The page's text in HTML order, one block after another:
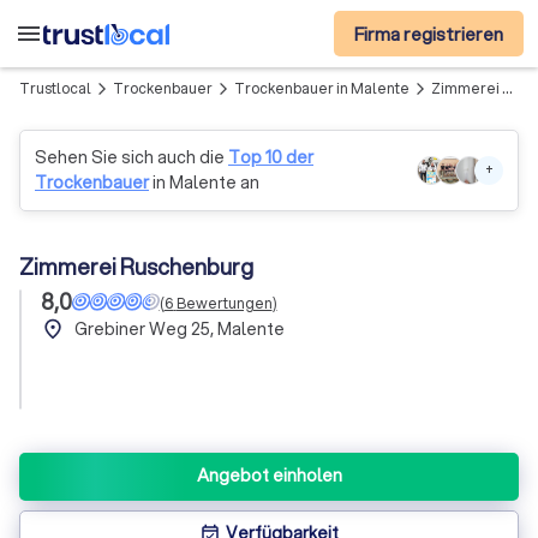
menu Firma registrieren
Trustlocal arrow_forward_ios Trockenbauer arrow_forward_ios Trockenbauer in Malente arrow_forward_ios Zimmerei Ruschenburg
Sehen Sie sich auch die Top 10 der
Trockenbauerin Malente an
+
Zimmerei Ruschenburg
8,0
(6Bewertungen)
place Grebiner Weg 25, Malente
Angebot einholen
Verfügbarkeit